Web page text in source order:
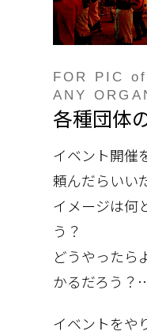
FOR PIC
ANY
各種団体
イベント開催
頼んだらいい
イメージは何
う？
どうやったら
かるだろう？
イベントをや